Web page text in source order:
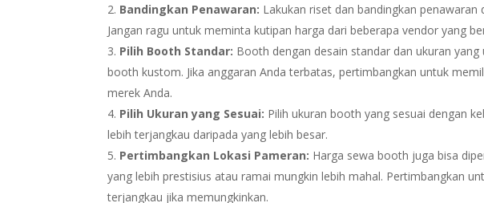
Bandingkan Penawaran: Lakukan riset dan bandingkan
Jangan ragu untuk meminta kutipan harga dari beberapa vendor yang
Pilih Booth Standar: Booth dengan desain standar dan ukuran
booth kustom. Jika anggaran Anda terbatas, pertimbangkan untuk
merek Anda.
Pilih Ukuran yang Sesuai: Pilih ukuran booth yang sesuai dengan
lebih terjangkau daripada yang lebih besar.
Pertimbangkan Lokasi Pameran: Harga sewa booth juga bisa
yang lebih prestisius atau ramai mungkin lebih mahal. Pertimbangkan
terjangkau jika memungkinkan.